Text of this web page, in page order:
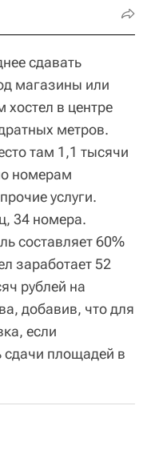
сдавать
магазины или
в центре
метров.
там 1,1 тысячи
номерам
услуги.
34 номера.
составляет 60%
заработает 52
рублей на
добавив, что для
если
сдачи площадей в